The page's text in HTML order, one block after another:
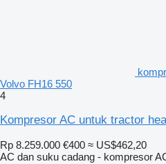
Volvo FH16 550
4
Kompresor AC untuk tractor
Rp 8.259.000 €400 ≈ US$462,20
AC dan suku cadang - kompresor